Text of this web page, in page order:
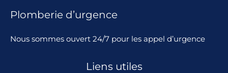
Plomberie d’urgence
Nous sommes ouvert 24/7 pour les appel d’urgence
Liens utiles